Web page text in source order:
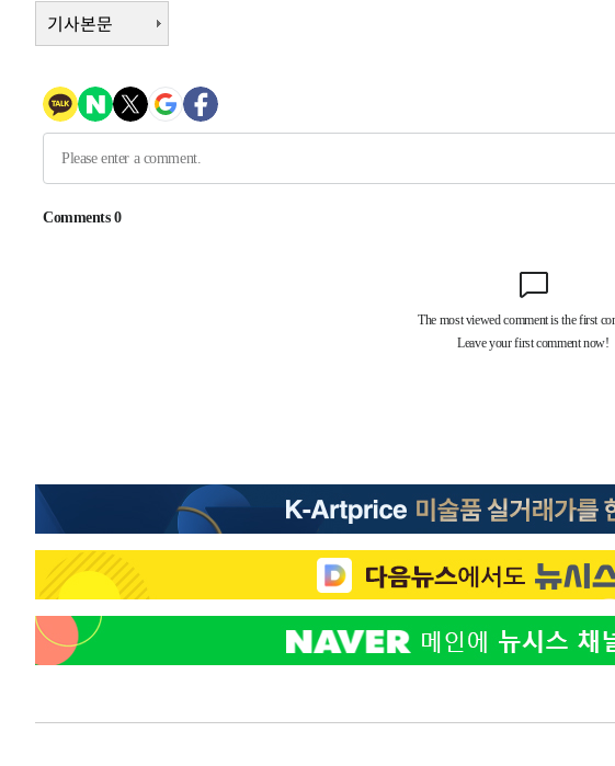
4시간 전 >[속보]뉴욕증시 상승 마감…S&P 0.6% 나스닥 1.3%↑
-26098초 전 >낮 최고 35도 '무더위'…동해안 시간당 30㎜ '강한 비'[내일날씨]
틀레티코 이적"
-25150초 전 >수도권 40도 육박 '펄펄'…동해안 일부 지역엔 호의주의보
-24119초 전 >온열질환 사망자 3명 늘어…누적 환자 3000명 돌파
-18064초 전 > 강릉에 시간당 81.4㎜ 물폭탄…도로 잠기고 담벼락 붕괴
-11881초 전 >
극한폭염 한풀 꺾이지만…'낮 최고 35도' 무더위, 열대야 계속[다음
축구협회 "압수수색·성접대 논란 사과…쇄신의 기회로 삼겠다"
기사본문